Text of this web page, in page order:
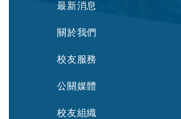
最新消息
關於我們
校友服務
公關媒體
校友組織